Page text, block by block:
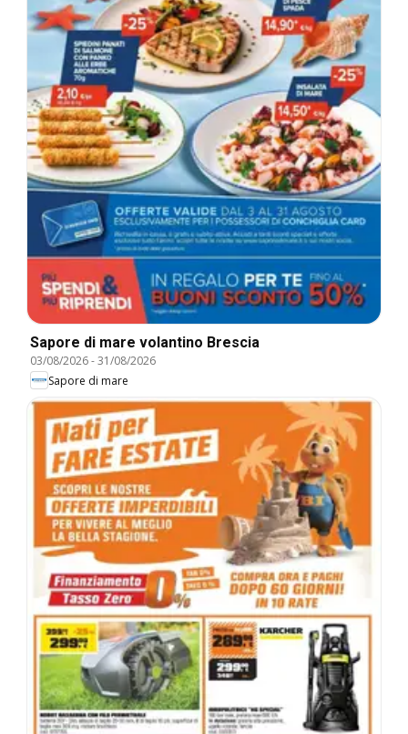
Sapore di mare volantino Brescia
03/08/2026-31/08/2026
Sapore di mare